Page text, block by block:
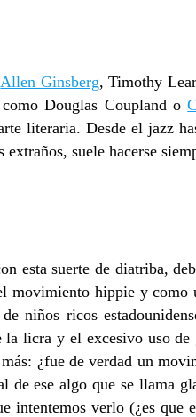
Allen Ginsberg, Timothy
como Douglas Coupland o
literaria. Desde el jazz
suele hacerse
esta suerte de diatriba,
hippie y
ricos
licra y el excesivo uso
¿fue de verdad un
ese algo que se llama
verlo (¿es